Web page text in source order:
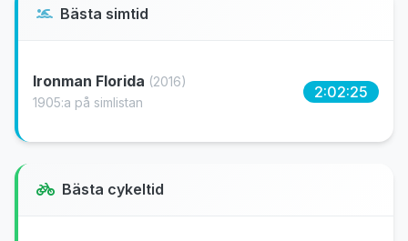
Bästa simtid
Ironman Florida (2016)
1905:a på simlistan
2:02:25
Bästa cykeltid